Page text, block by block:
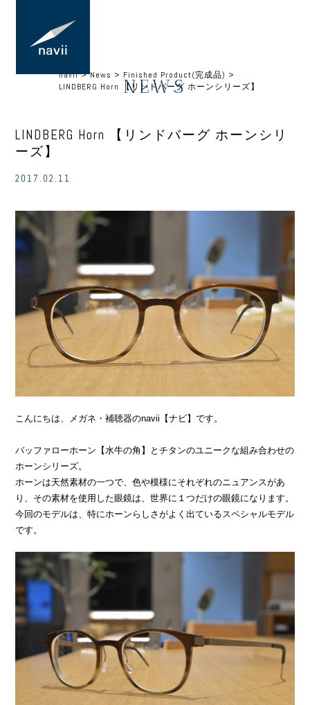
navii>News > Finished Product(完成品) >
LINDBERG Horn 【リンドバーグ ホーンシリーズ】
NEWS
LINDBERG Horn 【リンドバーグ ホーンシリ
ーズ】
2017.02.11
こんにちは、メガネ・補聴器のnavii【ナビ】です。
バッファローホーン【水牛の角】とチタンのユニークな組み合わせの
ホーンシリーズ。
ホーンは天然素材の一つで、色や模様にそれぞれのニュアンスがあ
り、その素材を使用した眼鏡は、世界に１つだけの眼鏡になります。
今回のモデルは、特にホーンらしさがよく出ているスペシャルモデル
です。